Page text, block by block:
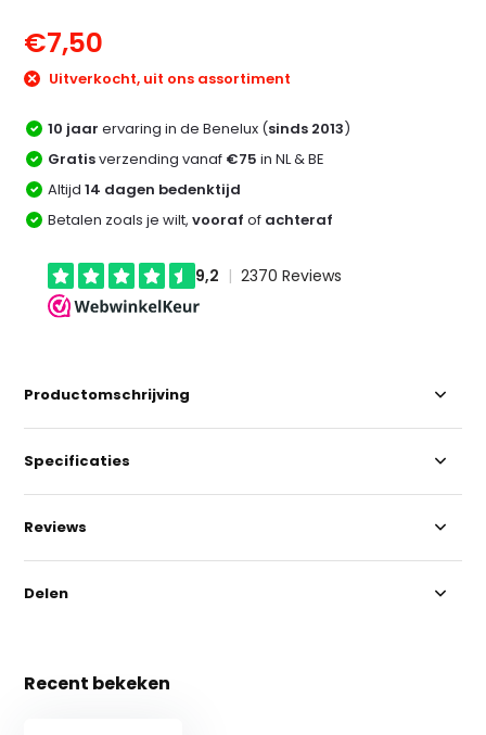
€7,50
Uitverkocht, uit ons assortiment
10 jaar ervaring in de Benelux (sinds 2013)
Gratisverzending vanaf €75 in NL & BE
Altijd14 dagen bedenktijd
Betalen zoals je wilt,vooraf of achteraf
Productomschrijving
Specificaties
Reviews
Delen
Recent bekeken